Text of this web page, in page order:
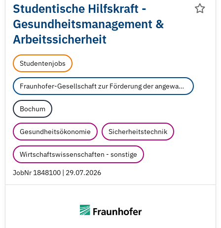
Studentische Hilfskraft -
Gesundheitsmanagement &
Arbeitssicherheit
Studentenjobs
Fraunhofer-Gesellschaft zur Förderung der angewandten Forschung e.V.
Bochum
Gesundheitsökonomie Sicherheitstechnik
Wirtschaftswissenschaften - sonstige
JobNr 1848100 | 29.07.2026